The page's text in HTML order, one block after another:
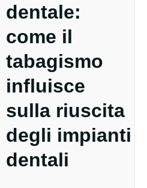
dentale:
come il
tabagismo
influisce
sulla riuscita
degli impianti
dentali